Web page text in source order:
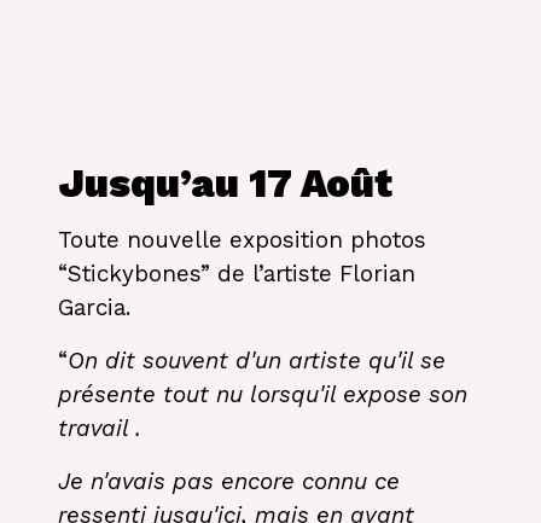
Jusqu’au 17 Août
Toute nouvelle exposition photos
“Stickybones” de l’artiste Florian
Garcia.
“On dit souvent d'un artiste qu'il se
présente tout nu lorsqu'il expose son
travail .
Je n'avais pas encore connu ce
ressenti jusqu'ici, mais en ayant